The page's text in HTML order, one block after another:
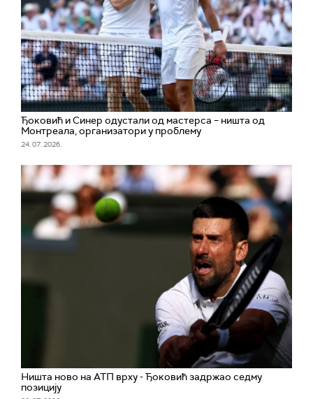
Ђоковић и Синер одустали од мастерса – ништа од
Монтреала, организатори у проблему
24. 07. 2026.
Ништа ново на АТП врху - Ђоковић задржао седму
позицију